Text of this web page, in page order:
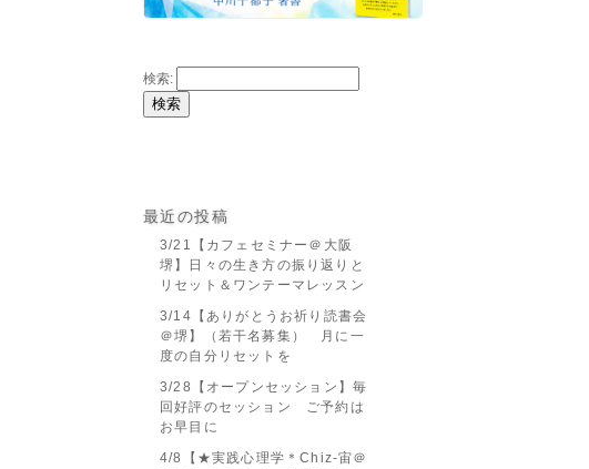
検索:
最近の投稿
3/21【カフェセミナー＠大阪
堺】日々の生き方の振り返りと
リセット＆ワンテーマレッスン
3/14【ありがとうお祈り読書会
＠堺】（若干名募集） 月に一
度の自分リセットを
3/28【オープンセッション】毎
回好評のセッション ご予約は
お早目に
4/8【★実践心理学＊Chiz-宙＠